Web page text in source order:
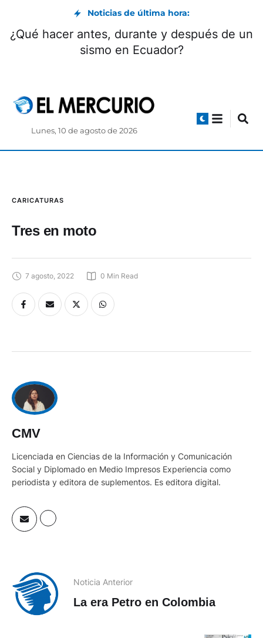
Noticias de última hora:
¿Qué hacer antes, durante y después de un
sismo en Ecuador?
Lunes, 10 de agosto de 2026
CARICATURAS
Tres en moto
7 agosto, 2022 0 Min Read
CMV
Licenciada en Ciencias de la Información y Comunicación
Social y Diplomado en Medio Impresos Experiencia como
periodista y editora de suplementos. Es editora digital.
Noticia Anterior
La era Petro en Colombia